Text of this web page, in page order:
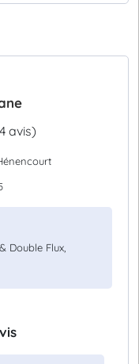
avis)
Double Flux,